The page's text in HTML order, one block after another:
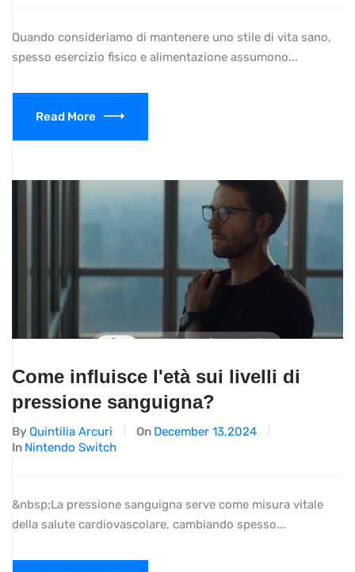
Quando consideriamo di mantenere uno stile di vita sano,
spesso esercizio fisico e alimentazione assumono...
Read More
Come influisce l'età sui livelli di
pressione sanguigna?
By Quintilia Arcuri On December 13,2024
In Nintendo Switch
&nbsp;La pressione sanguigna serve come misura vitale
della salute cardiovascolare, cambiando spesso...